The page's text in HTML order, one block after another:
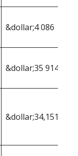
&dollar;4 086
&dollar;35 914
&dollar;34,151